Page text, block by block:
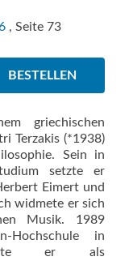
, Seite 73
BESTELLEN
griechischen
Terzakis (*1938)
Sein in
setzte er
Eimert und
widmete er sich
Musik. 1989
Hochschule in
er als